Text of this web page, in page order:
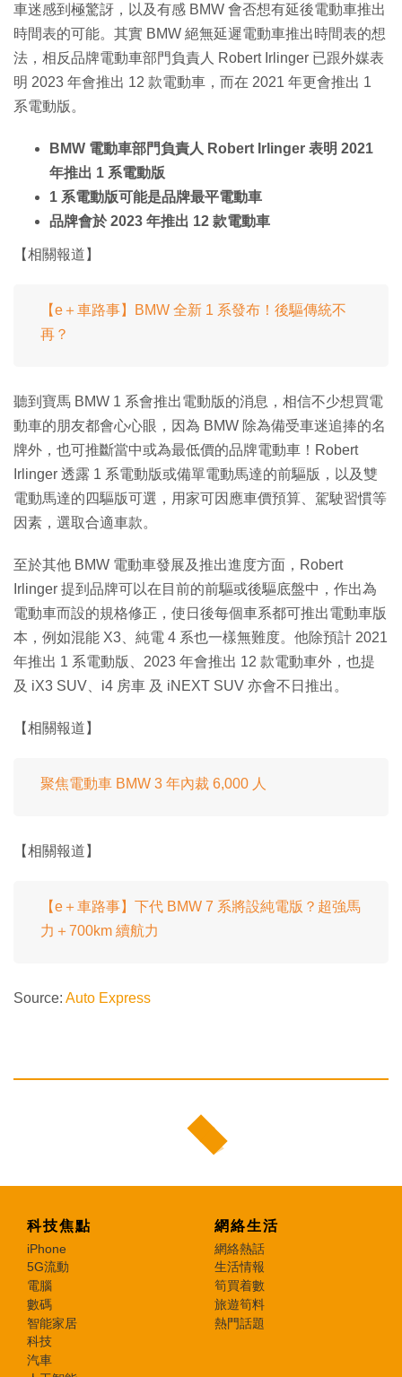
車迷感到極驚訝，以及有感 BMW 會否想有延後電動車推出
時間表的可能。其實 BMW 絕無延遲電動車推出時間表的想
法，相反品牌電動車部門負責人 Robert Irlinger 已跟外媒表
明 2023 年會推出 12 款電動車，而在 2021 年更會推出 1
系電動版。
BMW 電動車部門負責人 Robert Irlinger 表明 2021
年推出 1 系電動版
1 系電動版可能是品牌最平電動車
品牌會於 2023 年推出 12 款電動車
【相關報道】
【e＋車路事】BMW 全新 1 系發布！後驅傳統不
再？
聽到寶馬 BMW 1 系會推出電動版的消息，相信不少想買電
動車的朋友都會心心眼，因為 BMW 除為備受車迷追捧的名
牌外，也可推斷當中或為最低價的品牌電動車！Robert
Irlinger 透露 1 系電動版或備單電動馬達的前驅版，以及雙
電動馬達的四驅版可選，用家可因應車價預算、駕駛習慣等
因素，選取合適車款。
至於其他 BMW 電動車發展及推出進度方面，Robert
Irlinger 提到品牌可以在目前的前驅或後驅底盤中，作出為
電動車而設的規格修正，使日後每個車系都可推出電動車版
本，例如混能 X3、純電 4 系也一樣無難度。他除預計 2021
年推出 1 系電動版、2023 年會推出 12 款電動車外，也提
及 iX3 SUV、i4 房車 及 iNEXT SUV 亦會不日推出。
【相關報道】
聚焦電動車 BMW 3 年內裁 6,000 人
【相關報道】
【e＋車路事】下代 BMW 7 系將設純電版？超強馬
力＋700km 續航力
Source: Auto Express
科技焦點
iPhone
5G流動
電腦
數碼
智能家居
科技
汽車
網絡生活
網絡熱話
生活情報
筍買着數
旅遊筍料
熱門話題